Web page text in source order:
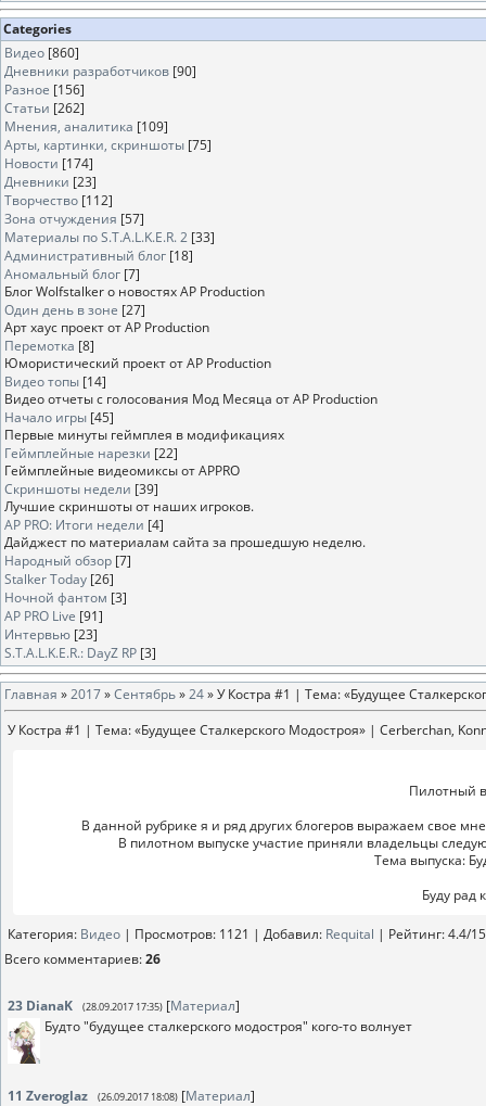
Categories
Видео [860]
Дневники разработчиков [90]
Разное [156]
Статьи [262]
Мнения, аналитика [109]
Арты, картинки, скриншоты [75]
Новости [174]
Дневники [23]
Творчество [112]
Зона отчуждения [57]
Материалы по S.T.A.L.K.E.R. 2 [33]
Административный блог [18]
Аномальный блог [7]
Блог Wolfstalker о новостях AP Production
Один день в зоне [27]
Арт хаус проект от AP Production
Перемотка [8]
Юмористический проект от AP Production
Видео топы [14]
Видео отчеты с голосования Мод Месяца от AP Production
Начало игры [45]
Первые минуты геймплея в модификациях
Геймплейные нарезки [22]
Геймплейные видеомиксы от APPRO
Скриншоты недели [39]
Лучшие скриншоты от наших игроков.
AP PRO: Итоги недели [4]
Дайджест по материалам сайта за прошедшую неделю.
Народный обзор [7]
Stalker Today [26]
Ночной фантом [3]
AP PRO Live [91]
Интервью [23]
S.T.A.L.K.E.R.: DayZ RP [3]
Главная »2017»Сентябрь»24» У Костра #1 | Тема: «Будущее
У Костра #1 | Тема: «Будущее Сталкерского Модостроя» | Cerberchan,
Пилотный
В данной рубрике я и ряд других блогеров выражаем свое
В пилотном выпуске участие приняли владельцы
Тема выпуска:
Буду рад
Категория: Видео | Просмотров: 1121 | Добавил: Requital | Рейтинг:4.4/15
Всего комментариев:26
23 DianaK (28.09.2017 17:35) [Материал]
Будто "будущее сталкерского модостроя" кого-то волнует
11 Zveroglaz (26.09.2017 18:08) [Материал]